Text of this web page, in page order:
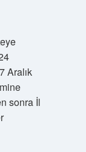
Aralık
sonra İl